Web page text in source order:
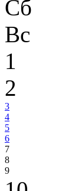
Сб
Вс
1
2
3
4
5
6
7
8
9